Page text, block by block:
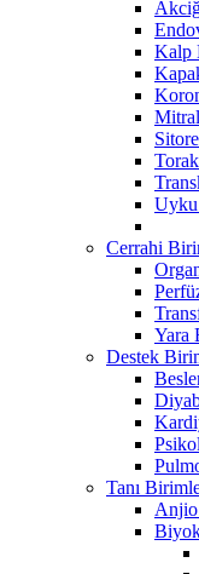
Kalp
Uyku
Cerrahi
Yara
Destek
Tanı
Anjio